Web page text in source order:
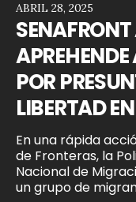
POR
LIBERTAD
En una rápida
de Fronteras, la
Nacional de
un grupo de
ABRIL 28, 2025